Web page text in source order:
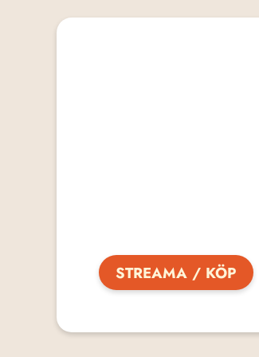
STREAMA / KÖP